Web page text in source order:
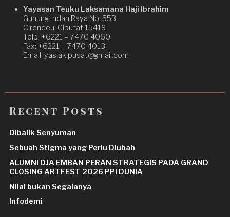
Yayasan Teuku Laksamana Haji Ibrahim
Gunung Indah Raya No. 55B
Cirendeu, Ciputat 15419
Telp: +6221 – 7470 4060
Fax: +6221 – 7470 4013
Email: yaslak.pusat@gmail.com
Recent Posts
Dibalik Senyuman
Sebuah Stigma yang Perlu Diubah
ALUMNI DJA EMBAN PERAN STRATEGIS PADA GRAND
CLOSING ARTFEST 2026 PPI DUNIA
Nilai bukan Segalanya
Infodemi